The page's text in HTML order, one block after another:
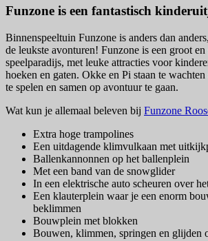
Funzone is een fantastisch
Binnenspeeltuin Funzone is anders dan
de leukste avonturen! Funzone is een groot
speelparadijs, met leuke attracties voor
hoeken en gaten. Okke en Pi staan te
te spelen en samen op avontuur te gaan.
Wat kun je allemaal beleven bij Funzone
Extra hoge trampolines
Een uitdagende klimvulkaan met
Ballenkannonnen op het ballenplein
Met een band van de snowglider
In een elektrische auto scheuren over
Een klauterplein waar je een enorm
beklimmen
Bouwplein met blokken
Bouwen, klimmen, springen en glijden